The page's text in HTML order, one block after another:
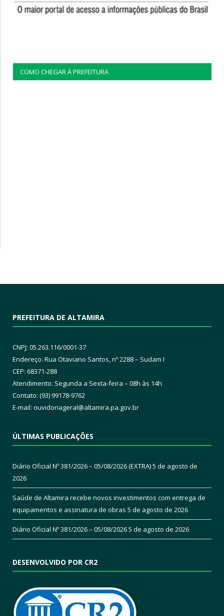
COMO CHEGAR À PREFEITURA
PREFEITURA DE ALTAMIRA
CNPJ: 05.263.116/0001-37
Endereço: Rua Otaviano Santos, nº 2288 – Sudam I
CEP: 68371-288
Atendimento: Segunda a Sexta-feira – 08h às 14h
Contato: (93) 99178-9762
E-mail: ouvidoriageral@altamira.pa.gov.br
ÚLTIMAS PUBLICAÇÕES
Diário Oficial Nº 381/2026 – 05/08/2026 (EXTRA)5 de agosto de
2026
Saúde de Altamira recebe novos investimentos com entrega de
equipamentos e assinatura de obras 5 de agosto de 2026
Diário Oficial Nº 381/2026 – 05/08/20265 de agosto de 2026
DESENVOLVIDO POR CR2